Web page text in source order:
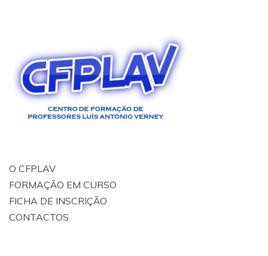
O CFPLAV
FORMAÇÃO EM CURSO
FICHA DE INSCRIÇÃO
CONTACTOS